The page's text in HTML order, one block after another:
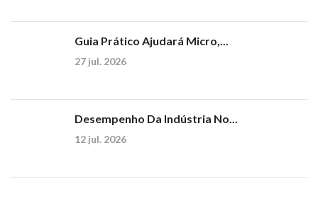
Guia Prático Ajudará Micro,...
27 jul. 2026
Desempenho Da Indústria No...
12 jul. 2026